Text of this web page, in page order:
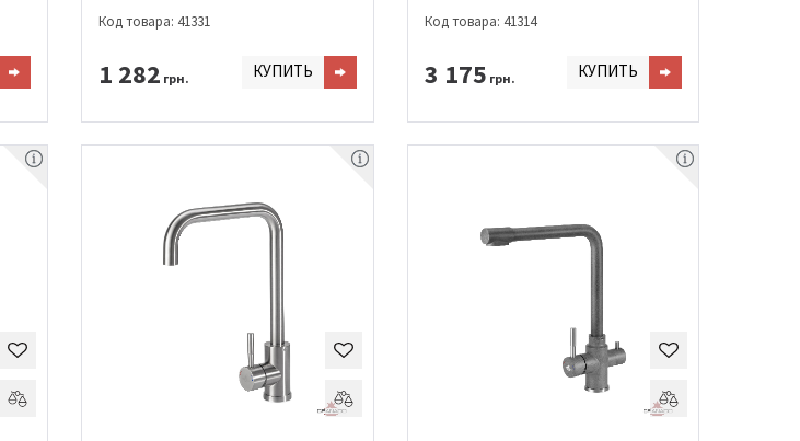
Код товара: 41331
1 282 грн. КУПИТЬ
Код товара: 41314
3 175 грн. КУПИТЬ